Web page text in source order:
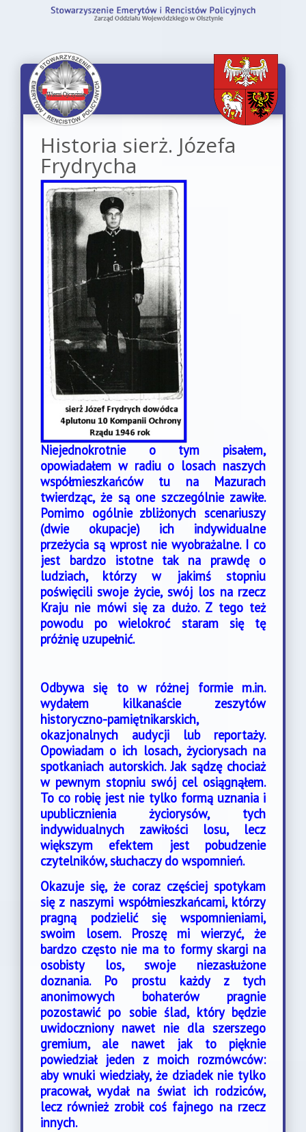
Historia sierż. Józefa
Frydrycha
Niejednokrotnie o tym pisałem,
opowiadałem w radiu o losach naszych
współmieszkańców tu na Mazurach
twierdząc, że są one szczególnie zawiłe.
Pomimo ogólnie zbliżonych scenariuszy
(dwie okupacje) ich indywidualne
przeżycia są wprost nie wyobrażalne. I co
jest bardzo istotne tak na prawdę o
ludziach, którzy w jakimś stopniu
poświęcili swoje życie, swój los na rzecz
Kraju nie mówi się za dużo. Z tego też
powodu po wielokroć staram się tę
próżnię uzupełnić.
Odbywa się to w różnej formie m.in.
wydałem kilkanaście zeszytów
historyczno-pamiętnikarskich,
okazjonalnych audycji lub reportaży.
Opowiadam o ich losach, życiorysach na
spotkaniach autorskich. Jak sądzę chociaż
w pewnym stopniu swój cel osiągnąłem.
To co robię jest nie tylko formą uznania i
upublicznienia życiorysów, tych
indywidualnych zawiłości losu, lecz
większym efektem jest pobudzenie
czytelników, słuchaczy do wspomnień.
Okazuje się, że coraz częściej spotykam
się z naszymi współmieszkańcami, którzy
pragną podzielić się wspomnieniami,
swoim losem. Proszę mi wierzyć, że
bardzo często nie ma to formy skargi na
osobisty los, swoje niezasłużone
doznania. Po prostu każdy z tych
anonimowych bohaterów pragnie
pozostawić po sobie ślad, który będzie
uwidoczniony nawet nie dla szerszego
gremium, ale nawet jak to pięknie
powiedział jeden z moich rozmówców:
aby wnuki wiedziały, że dziadek nie tylko
pracował, wydał na świat ich rodziców,
lecz również zrobił coś fajnego na rzecz
innych.